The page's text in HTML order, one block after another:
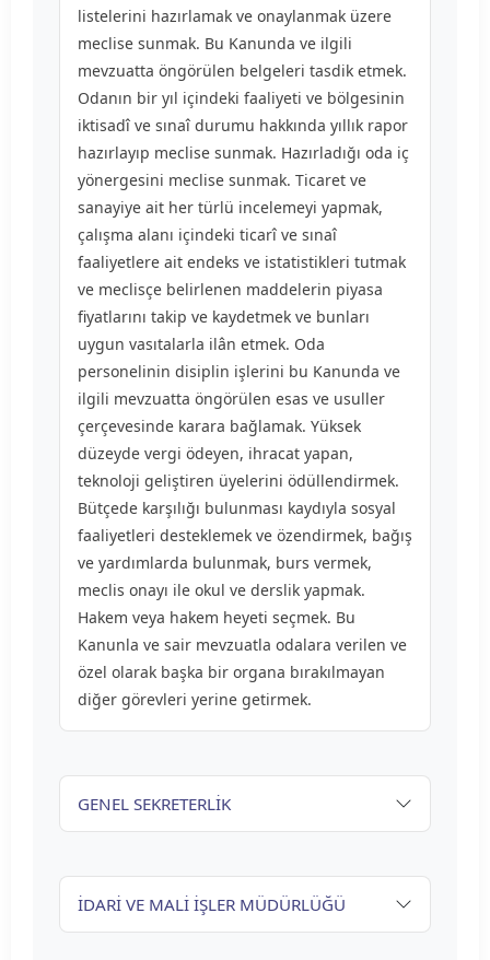
listelerini hazırlamak ve onaylanmak üzere
meclise sunmak. Bu Kanunda ve ilgili
mevzuatta öngörülen belgeleri tasdik etmek.
Odanın bir yıl içindeki faaliyeti ve bölgesinin
iktisadî ve sınaî durumu hakkında yıllık rapor
hazırlayıp meclise sunmak. Hazırladığı oda iç
yönergesini meclise sunmak. Ticaret ve
sanayiye ait her türlü incelemeyi yapmak,
çalışma alanı içindeki ticarî ve sınaî
faaliyetlere ait endeks ve istatistikleri tutmak
ve meclisçe belirlenen maddelerin piyasa
fiyatlarını takip ve kaydetmek ve bunları
uygun vasıtalarla ilân etmek. Oda
personelinin disiplin işlerini bu Kanunda ve
ilgili mevzuatta öngörülen esas ve usuller
çerçevesinde karara bağlamak. Yüksek
düzeyde vergi ödeyen, ihracat yapan,
teknoloji geliştiren üyelerini ödüllendirmek.
Bütçede karşılığı bulunması kaydıyla sosyal
faaliyetleri desteklemek ve özendirmek, bağış
ve yardımlarda bulunmak, burs vermek,
meclis onayı ile okul ve derslik yapmak.
Hakem veya hakem heyeti seçmek. Bu
Kanunla ve sair mevzuatla odalara verilen ve
özel olarak başka bir organa bırakılmayan
diğer görevleri yerine getirmek.
GENEL SEKRETERLİK
İDARİ VE MALİ İŞLER MÜDÜRLÜĞÜ